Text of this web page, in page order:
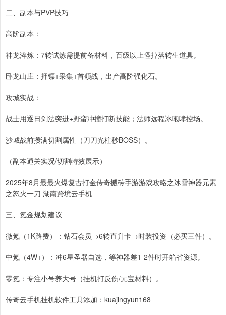
二、副本与PVP技巧
高阶副本：
神龙淬炼：7转试炼需提前备材料，百级以上怪掉落转生道具。
卧龙山庄：押镖+采集+首领战，出产高阶强化石。
攻城实战：
战士用逐日剑法突进+野蛮冲撞打断技能；法师远程冰咆哮控场。
沙城战前攒满切割属性（刀刀光柱秒BOSS）。
（副本通关实况/切割特效展示）
2025年8月最最火爆复古打金传奇搬砖手游游戏攻略之冰雪神器元素
之怒火一刀 湖南跨境云手机
三、氪金规划建议
微氪（1K路费）：钻石会员→6转直升卡→时装投资（必买三件）。
中氪（4W+）：冲6星圣器自选，等神器差1-2件时开箱省资源。
零氪：专注小号养大号（挂机打反伤/元宝材料）。
传奇云手机挂机软件工具添加：kuajingyun168